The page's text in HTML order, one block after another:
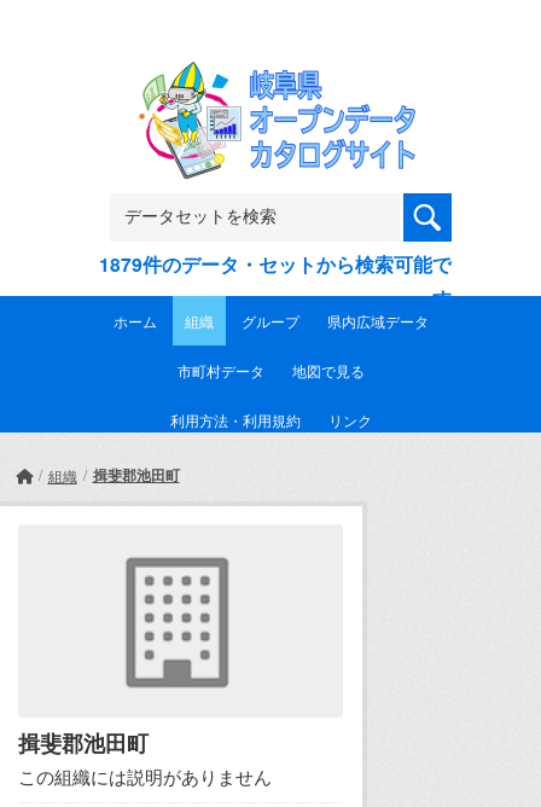
1879件のデータ・セットから検索可能で
す
ホーム 組織 グループ 県内広域データ
市町村データ 地図で見る
利用方法・利用規約 リンク
組織 揖斐郡池田町
揖斐郡池田町
この組織には説明がありません